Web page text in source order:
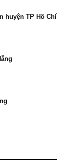
huyện TP Hồ Chí